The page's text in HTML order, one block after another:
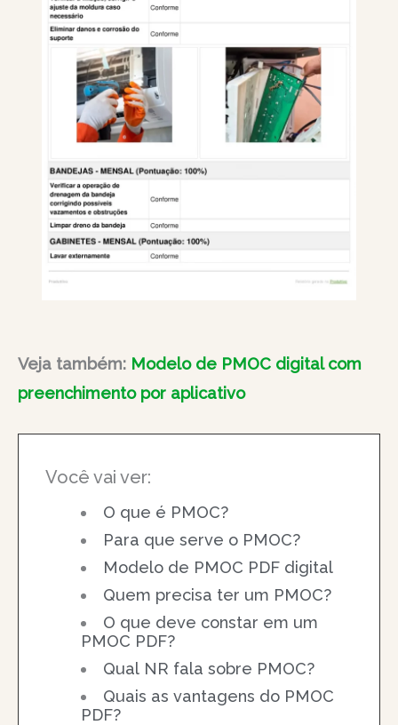
Veja também: Modelo de PMOC digital com
preenchimento por aplicativo
Você vai ver:
O que é PMOC?
Para que serve o PMOC?
Modelo de PMOC PDF digital
Quem precisa ter um PMOC?
O que deve constar em um
PMOC PDF?
Qual NR fala sobre PMOC?
Quais as vantagens do PMOC
PDF?